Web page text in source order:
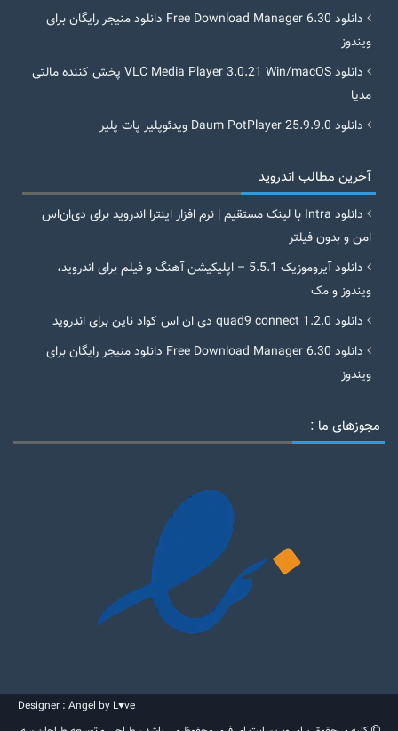
دانلود Free Download Manager 6.30 دانلود منیجر رایگان برای
ویندوز
دانلود VLC Media Player 3.0.21 Win/macOS پخش کننده مالتی
مدیا
دانلود Daum PotPlayer 25.9.9.0 ویدئوپلیر پات پلیر
آخرین مطالب اندروید
دانلود Intra با لینک مستقیم | نرم افزار اینترا اندروید برای دی‌ان‌اس
امن و بدون فیلتر
دانلود آیروموزیک 5.5.1 – اپلیکیشن آهنگ و فیلم برای اندروید،
ویندوز و مک
دانلود quad9 connect 1.2.0 دی ان اس کواد ناین برای اندروید
دانلود Free Download Manager 6.30 دانلود منیجر رایگان برای
ویندوز
مجوزهای ما :
Designer : Angel by L♥ve